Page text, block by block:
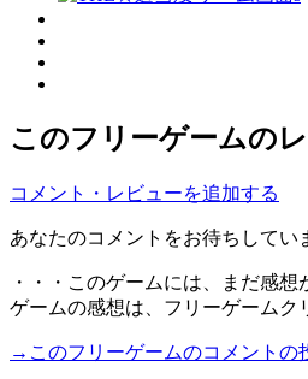
このフリーゲームの
コメント・レビューを追加する
あなたのコメントをお待ちしてい
・・・このゲームには、まだ感
ゲームの感想は、フリーゲームク
→このフリーゲームのコメントの